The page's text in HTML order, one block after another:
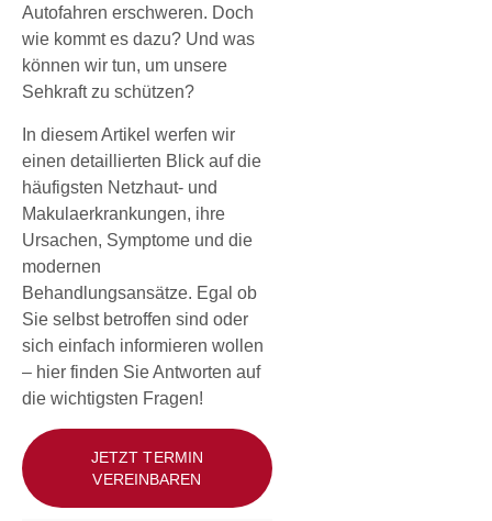
Autofahren erschweren. Doch
wie kommt es dazu? Und was
können wir tun, um unsere
Sehkraft zu schützen?
In diesem Artikel werfen wir
einen detaillierten Blick auf die
häufigsten Netzhaut- und
Makulaerkrankungen, ihre
Ursachen, Symptome und die
modernen
Behandlungsansätze. Egal ob
Sie selbst betroffen sind oder
sich einfach informieren wollen
– hier finden Sie Antworten auf
die wichtigsten Fragen!
JETZT TERMIN
VEREINBAREN